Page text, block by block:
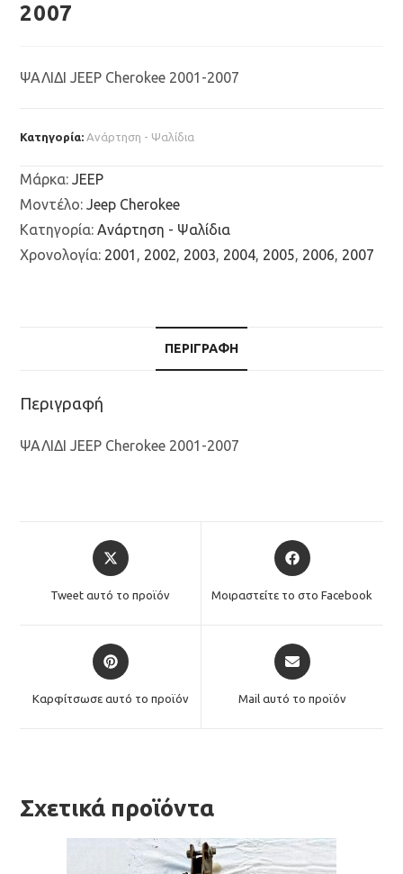
2007
ΨΑΛΙΔΙ JEEP Cherokee 2001-2007
Κατηγορία:Ανάρτηση - Ψαλίδια
Μάρκα:JEEP
Μοντέλο:Jeep Cherokee
Κατηγορία:Ανάρτηση - Ψαλίδια
Χρονολογία: 2001 , 2002, 2003, 2004, 2005, 2006, 2007
ΠΕΡΙΓΡΑΦΉ
Περιγραφή
ΨΑΛΙΔΙ JEEP Cherokee 2001-2007
Opens
in
Tweet αυτό το προϊόν
Opens
in
Μοιραστείτε το στο Facebook
Opens
in
Καρφίτσωσε αυτό το προϊόν
Opens
in
Mail αυτό το προϊόν
Σχετικά προϊόντα